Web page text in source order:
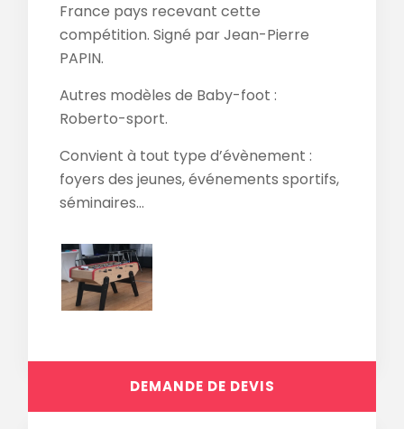
France pays recevant cette
compétition. Signé par Jean-Pierre
PAPIN.
Autres modèles de Baby-foot :
Roberto-sport.
Convient à tout type d’évènement :
foyers des jeunes, événements sportifs,
séminaires…
DEMANDE DE DEVIS